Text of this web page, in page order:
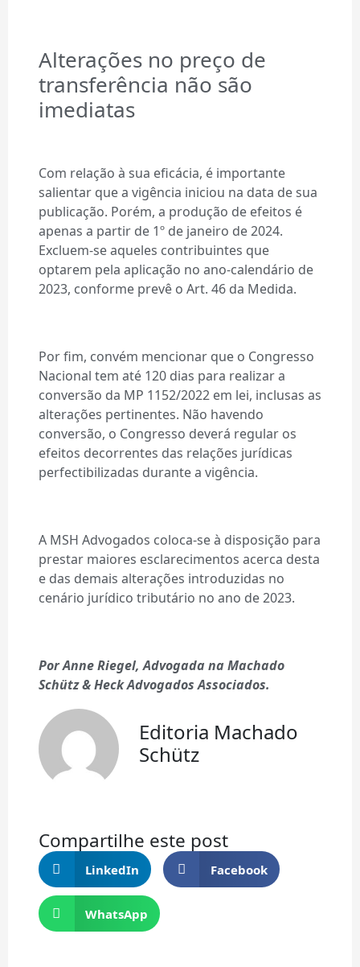
Alterações no preço de
transferência não são
imediatas
Com relação à sua eficácia, é importante
salientar que a vigência iniciou na data de sua
publicação. Porém, a produção de efeitos é
apenas a partir de 1º de janeiro de 2024.
Excluem-se aqueles contribuintes que
optarem pela aplicação no ano-calendário de
2023, conforme prevê o Art. 46 da Medida.
Por fim, convém mencionar que o Congresso
Nacional tem até 120 dias para realizar a
conversão da MP 1152/2022 em lei, inclusas as
alterações pertinentes. Não havendo
conversão, o Congresso deverá regular os
efeitos decorrentes das relações jurídicas
perfectibilizadas durante a vigência.
A MSH Advogados coloca-se à disposição para
prestar maiores esclarecimentos acerca desta
e das demais alterações introduzidas no
cenário jurídico tributário no ano de 2023.
Por Anne Riegel, Advogada na Machado
Schütz & Heck Advogados Associados.
Editoria Machado
Schütz
Compartilhe este post
LinkedIn Facebook
WhatsApp